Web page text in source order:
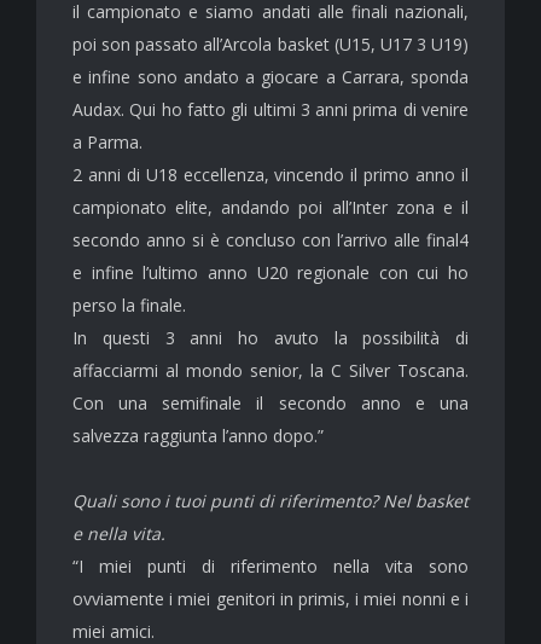
il campionato e siamo andati alle finali nazionali,
poi son passato all’Arcola basket (U15, U17 3 U19)
e infine sono andato a giocare a Carrara, sponda
Audax. Qui ho fatto gli ultimi 3 anni prima di venire
a Parma.
2 anni di U18 eccellenza, vincendo il primo anno il
campionato elite, andando poi all’Inter zona e il
secondo anno si è concluso con l’arrivo alle final4
e infine l’ultimo anno U20 regionale con cui ho
perso la finale.
In questi 3 anni ho avuto la possibilità di
affacciarmi al mondo senior, la C Silver Toscana.
Con una semifinale il secondo anno e una
salvezza raggiunta l’anno dopo.”
Quali sono i tuoi punti di riferimento? Nel basket
e nella vita.
“I miei punti di riferimento nella vita sono
ovviamente i miei genitori in primis, i miei nonni e i
miei amici.